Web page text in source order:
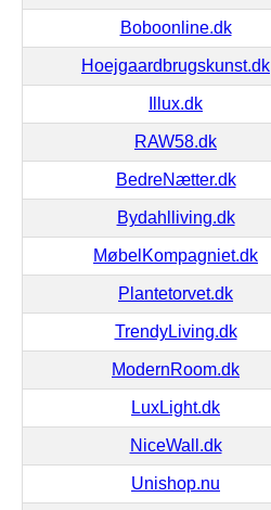
Boboonline.dk
Hoejgaardbrugskunst.dk
Illux.dk
RAW58.dk
BedreNætter.dk
Bydahlliving.dk
MøbelKompagniet.dk
Plantetorvet.dk
TrendyLiving.dk
ModernRoom.dk
LuxLight.dk
NiceWall.dk
Unishop.nu